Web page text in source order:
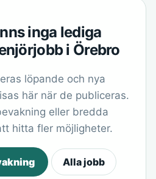
inga lediga
i Örebro
löpande och nya
här när de publiceras.
eller bredda
hitta fler möjligheter.
Alla jobb